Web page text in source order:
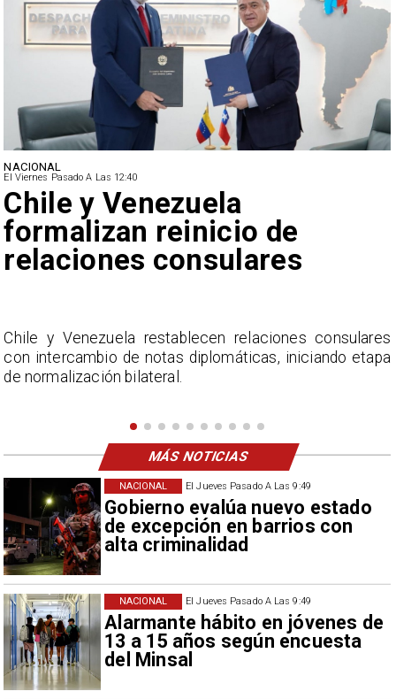
El Jueves Pasado A Las 9:49
Gobierno evalúa nuevo estado
de excepción en barrios con
alta criminalidad
NACIONAL
El Jueves Pasado A Las 9:49
Alarmante hábito en jóvenes de
13 a 15 años según encuesta
del Minsal
NACIONAL
NACIONAL
El Viernes Pasado A Las 12:40
Feriantes rechazan dichos
de Camila Flores sobre
Fabiola Campillai
La Confederación Nacional de Ferias Libres (ASOF)
considera inaceptable que se refieran a Fabiola
Campillai como 'señora de feria', expresión utilizada
MÁS NOTICIAS